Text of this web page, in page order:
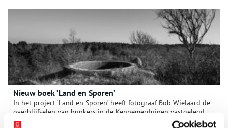
Nieuw boek ‘Land en Sporen’
In het project ‘Land en Sporen’ heeft fotograaf Bob Wielaard de
overblijfselen van bunkers in de Kennemerduinen vastgelegd.
Zijn foto’s verbeelden de relatie van oorlogsgeschiedenis tot